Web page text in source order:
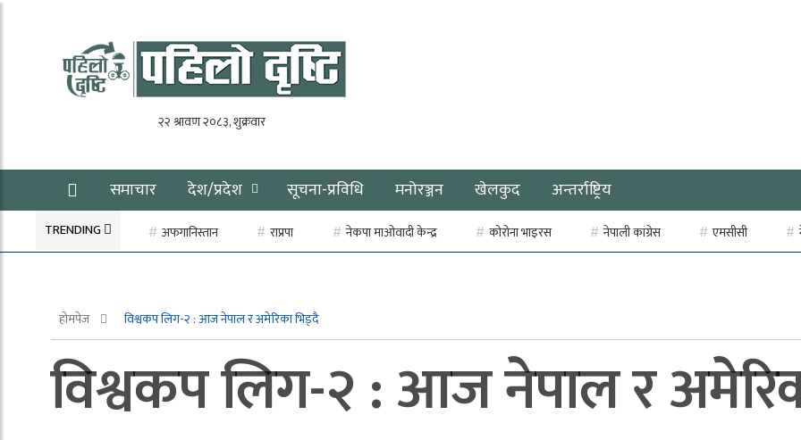
समाचार देश/प्रदेश सूचना-प्रविधि मनोरञ्जन खेलकुद अन्तर्राष्ट्रिय
TRENDING अफगानिस्तान राप्रपा नेकपा माओवादी केन्द्र कोरोना भाइरस नेपाली कांग्रेस एमसीसी
होमपेज विश्वकप लिग-२ : आज नेपाल र अमेरिका भिड्दै
विश्वकप लिग-२ : आज नेपाल र